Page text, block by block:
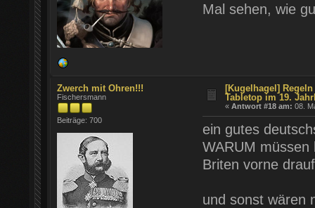
Mal sehen, wie
Zwerch mit Ohren!!!
Fischersmann
Beiträge: 700
[Kugelhagel]
Tabletop im 19.
«Antwort #18 am: 08.
ein gutes
WARUM müssen
Briten vorne
und sonst wären